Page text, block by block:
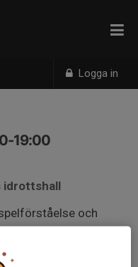
Logga in
19:00
idrottshall
och